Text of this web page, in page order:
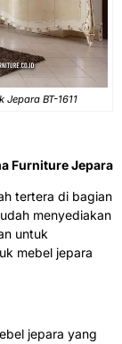
BT-1611
Furniture Jepara
tertera di bagian
menyediakan
untuk
mebel jepara
jepara yang